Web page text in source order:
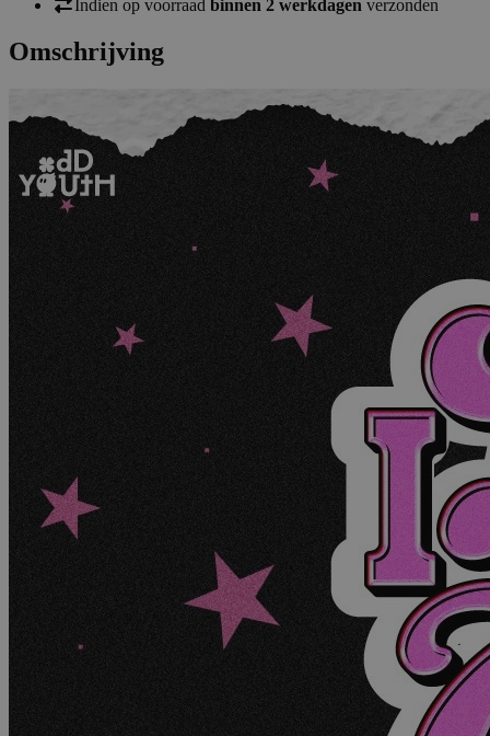
Indien op voorraad binnen 2 werkdagen verzonden
Omschrijving